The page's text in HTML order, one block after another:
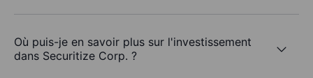
Où puis-je en savoir plus sur l'investissement
dans Securitize Corp. ?